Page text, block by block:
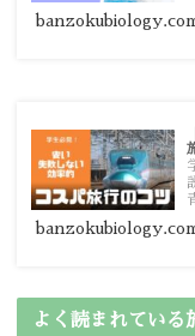
よく読まれている